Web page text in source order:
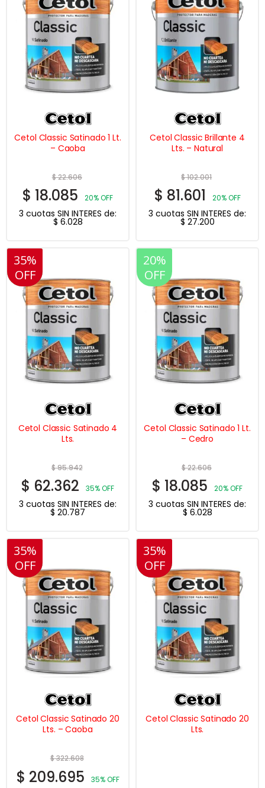
Cetol Classic Satinado 1 Lt.
– Caoba
$22.606
$ 18.085 20% OFF
3 cuotas SIN INTERES de:
$ 6.028
Cetol Classic Brillante 4
Lts. – Natural
$102.001
$ 81.601 20% OFF
3 cuotas SIN INTERES de:
$ 27.200
35%
OFF
20%
OFF
Cetol Classic Satinado 4
Lts.
$95.942
$ 62.362 35% OFF
3 cuotas SIN INTERES de:
$ 20.787
20%
OFF
Cetol Classic Satinado 1 Lt.
– Cedro
$22.606
$ 18.085 20% OFF
3 cuotas SIN INTERES de:
$ 6.028
35%
OFF
20%
OFF
Cetol Classic Satinado 20
Lts. – Caoba
$322.608
$ 209.695 35% OFF
35%
OFF
20%
OFF
Cetol Classic Satinado 20
Lts.